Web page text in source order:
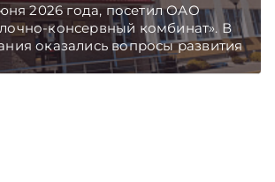
2026 года, посетил ОАО
консервный комбинат». В
оказались вопросы развития
расширения экспортных